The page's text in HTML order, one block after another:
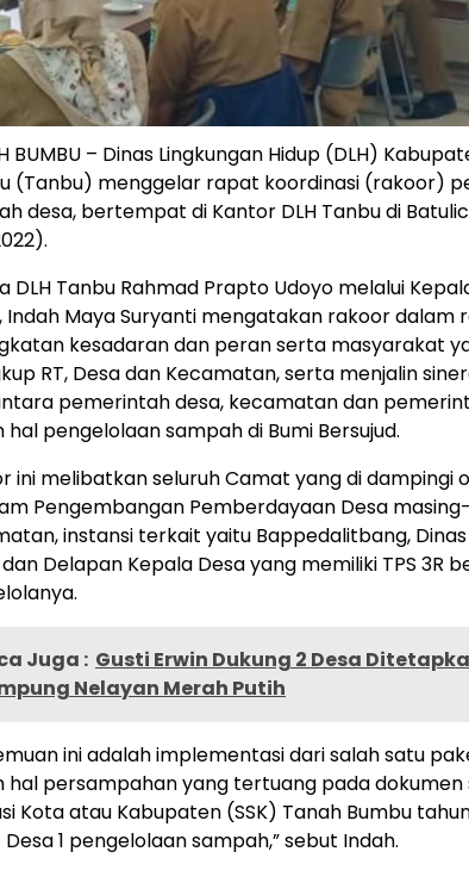
BUMBU – Dinas Lingkungan Hidup (DLH)
(Tanbu) menggelar rapat koordinasi (rakoor)
desa, bertempat di Kantor DLH Tanbu di
DLH Tanbu Rahmad Prapto Udoyo melalui
Indah Maya Suryanti mengatakan rakoor dalam
kesadaran dan peran serta masyarakat
RT, Desa dan Kecamatan, serta menjalin
pemerintah desa, kecamatan dan
hal pengelolaan sampah di Bumi Bersujud.
ini melibatkan seluruh Camat yang di dampingi
Pengembangan Pemberdayaan Desa
instansi terkait yaitu Bappedalitbang, Dinas
dan Delapan Kepala Desa yang memiliki TPS 3R
Juga : Gusti Erwin Dukung 2 Desa
Nelayan Merah Putih
ini adalah implementasi dari salah satu
hal persampahan yang tertuang pada
Kota atau Kabupaten (SSK) Tanah Bumbu
Desa 1 pengelolaan sampah,” sebut Indah.